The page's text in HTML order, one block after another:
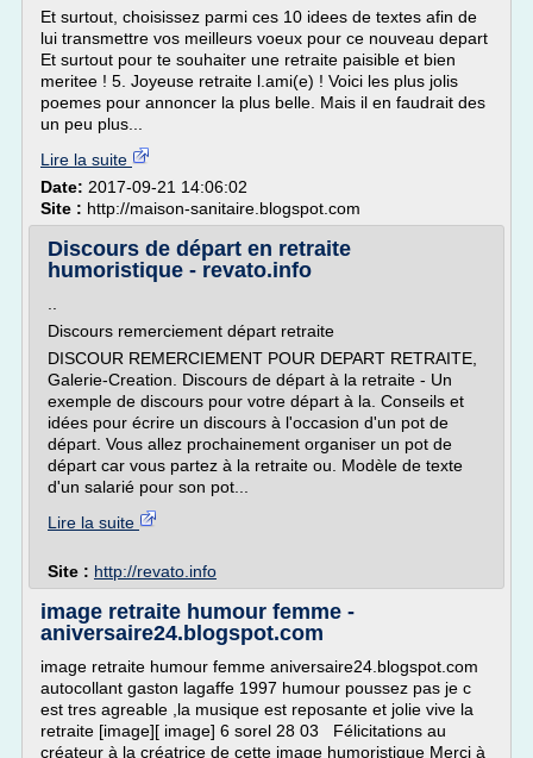
Et surtout, choisissez parmi ces 10 idees de textes afin de
lui transmettre vos meilleurs voeux pour ce nouveau depart
Et surtout pour te souhaiter une retraite paisible et bien
meritee ! 5. Joyeuse retraite l.ami(e) ! Voici les plus jolis
poemes pour annoncer la plus belle. Mais il en faudrait des
un peu plus...
Lire la suite
Date: 2017-09-21 14:06:02
Site : http://maison-sanitaire.blogspot.com
Discours de départ en retraite
humoristique - revato.info
Discours remerciement départ retraite
DISCOUR REMERCIEMENT POUR DEPART RETRAITE,
Galerie-Creation. Discours de départ à la retraite - Un
exemple de discours pour votre départ à la. Conseils et
idées pour écrire un discours à l'occasion d'un pot de
départ. Vous allez prochainement organiser un pot de
départ car vous partez à la retraite ou. Modèle de texte
d'un salarié pour son pot...
Lire la suite
Site : http://revato.info
image retraite humour femme -
aniversaire24.blogspot.com
image retraite humour femme aniversaire24.blogspot.com
autocollant gaston lagaffe 1997 humour poussez pas je c
est tres agreable ,la musique est reposante et jolie vive la
retraite [image][ image] 6 sorel 28 03 Félicitations au
créateur à la créatrice de cette image humoristique Merci à